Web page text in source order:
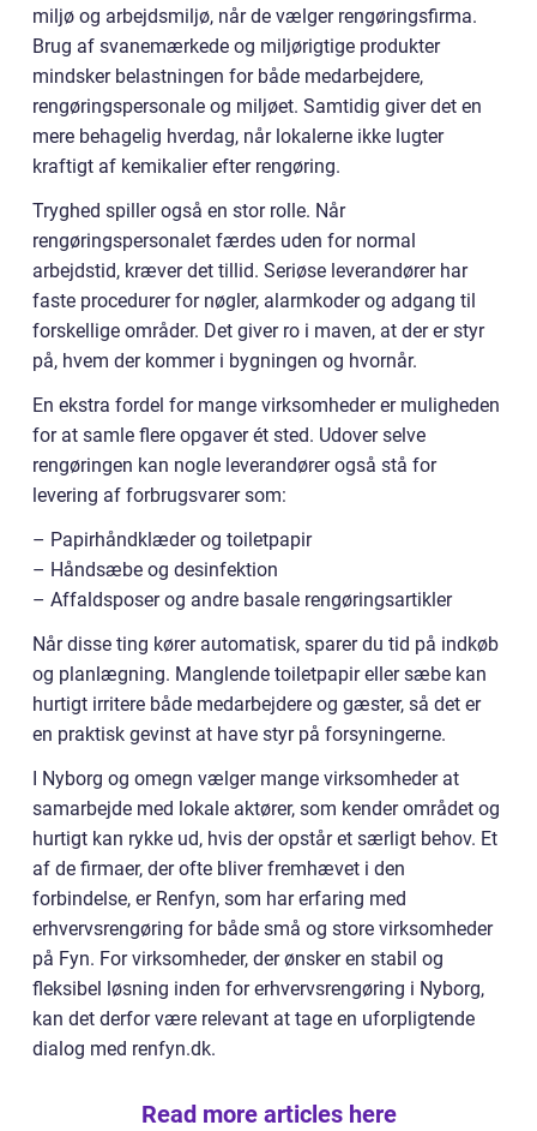
miljø og arbejdsmiljø, når de vælger rengøringsfirma.
Brug af svanemærkede og miljørigtige produkter
mindsker belastningen for både medarbejdere,
rengøringspersonale og miljøet. Samtidig giver det en
mere behagelig hverdag, når lokalerne ikke lugter
kraftigt af kemikalier efter rengøring.
Tryghed spiller også en stor rolle. Når
rengøringspersonalet færdes uden for normal
arbejdstid, kræver det tillid. Seriøse leverandører har
faste procedurer for nøgler, alarmkoder og adgang til
forskellige områder. Det giver ro i maven, at der er styr
på, hvem der kommer i bygningen og hvornår.
En ekstra fordel for mange virksomheder er muligheden
for at samle flere opgaver ét sted. Udover selve
rengøringen kan nogle leverandører også stå for
levering af forbrugsvarer som:
– Papirhåndklæder og toiletpapir
– Håndsæbe og desinfektion
– Affaldsposer og andre basale rengøringsartikler
Når disse ting kører automatisk, sparer du tid på indkøb
og planlægning. Manglende toiletpapir eller sæbe kan
hurtigt irritere både medarbejdere og gæster, så det er
en praktisk gevinst at have styr på forsyningerne.
I Nyborg og omegn vælger mange virksomheder at
samarbejde med lokale aktører, som kender området og
hurtigt kan rykke ud, hvis der opstår et særligt behov. Et
af de firmaer, der ofte bliver fremhævet i den
forbindelse, er Renfyn, som har erfaring med
erhvervsrengøring for både små og store virksomheder
på Fyn. For virksomheder, der ønsker en stabil og
fleksibel løsning inden for erhvervsrengøring i Nyborg,
kan det derfor være relevant at tage en uforpligtende
dialog med renfyn.dk.
Read more articles here